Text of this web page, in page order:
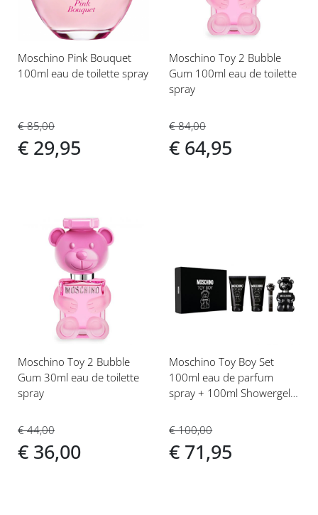
Moschino Pink Bouquet
100ml eau de toilette spray
€ 85,00
€ 29,95
Moschino Toy 2 Bubble
Gum 100ml eau de toilette
spray
€ 84,00
€ 64,95
Voeg
verlanglijst
Moschino Toy 2 Bubble
Gum 30ml eau de toilette
spray
€ 44,00
€ 36,00
aan
verlanglijst
Moschino Toy Boy Set
100ml eau de parfum
spray + 100ml Showergel
10ml tasspray
€ 100,00
€ 71,95